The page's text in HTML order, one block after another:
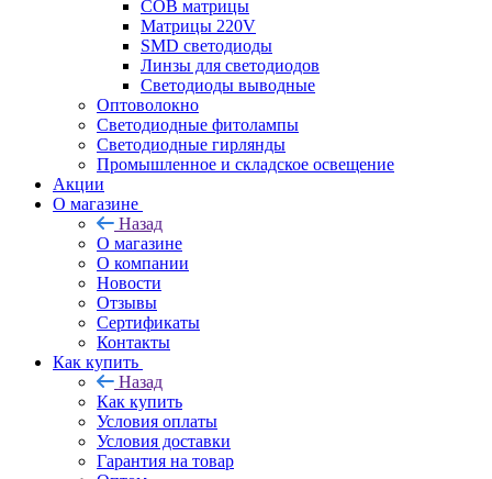
COB матрицы
Матрицы 220V
SMD светодиоды
Линзы для светодиодов
Светодиоды выводные
Оптоволокно
Светодиодные фитолампы
Светодиодные гирлянды
Промышленное и складское освещение
Акции
О магазине
Назад
О магазине
О компании
Новости
Отзывы
Сертификаты
Контакты
Как купить
Назад
Как купить
Условия оплаты
Условия доставки
Гарантия на товар